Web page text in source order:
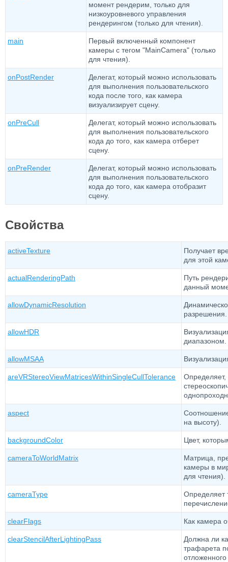
момент рендерим, только для
низкоуровневого управления
рендерингом (только для чтения).
main
Первый включенный компонент
камеры с тегом "MainCamera" (только
для чтения).
onPostRender
Делегат, который можно использовать
для выполнения пользовательского
кода после того, как камера
визуализирует сцену.
onPreCull
Делегат, который можно использовать
для выполнения пользовательского
кода до того, как камера отберет
сцену.
onPreRender
Делегат, который можно использовать
для выполнения пользовательского
кода до того, как камера отобразит
сцену.
Свойства
activeTexture
Получает
для этой
actualRenderingPath
Путь
данный
allowDynamicResolution
разрешения.
allowHDR
диапазоном.
allowMSAA
areVRStereoViewMatricesWithinSingleCullTolerance
aspect
на высоту).
backgroundColor Цвет,
cameraToWorldMatrix
Матрица,
камеры в
для чтения).
cameraType
Определяет
clearFlags Как камера
clearStencilAfterLightingPass
Должна ли
трафарета
отложенного